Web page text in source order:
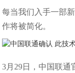
每当我们入手一部
作将被简化。
3月29日，中国联通